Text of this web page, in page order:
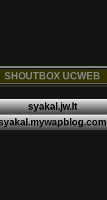
SHOUTBOX UCWEB
syakal.jw.lt